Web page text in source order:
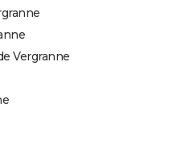
Vergranne